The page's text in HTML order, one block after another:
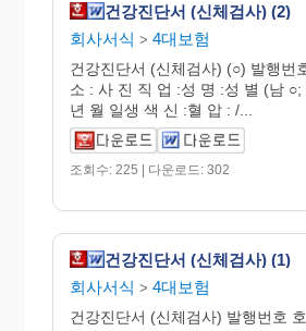
건강진단서 (신체검사) (2)
회사서식 > 4대보험
건강진단서 (신체검사) (○) 발행번
소 : 사 진 직 업 :성 명 :성 별 (남
년 월 일생 색 신 :혈 압 : /...
조회수: 225 | 다운로드: 302
건강진단서 (신체검사) (1)
회사서식 > 4대보험
건강진단서 (신체검사) 발행번호